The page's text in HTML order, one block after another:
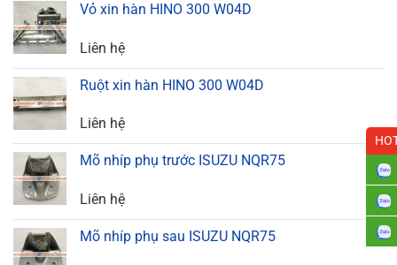
Vỏ xin hàn HINO 300 W04D
Liên hệ
Ruột xin hàn HINO 300 W04D
Liên hệ
Mõ nhíp phụ trước ISUZU NQR75
Liên hệ
Mõ nhíp phụ sau ISUZU NQR75